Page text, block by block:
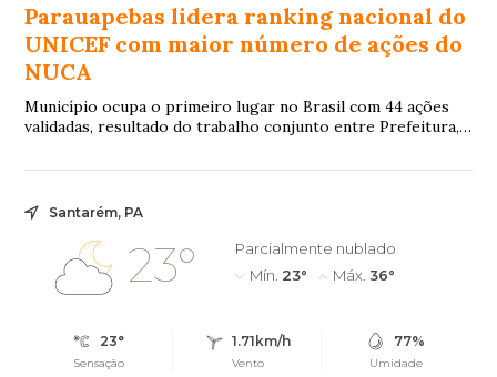
Parauapebas lidera ranking nacional do
UNICEF com maior número de ações do
NUCA
Município ocupa o primeiro lugar no Brasil com 44 ações
validadas, resultado do trabalho conjunto entre Prefeitura,
Santarém, PA
23°
Parcialmente nublado
Mín. 23° Máx. 36°
23°
Sensação
1.71km/h
Vento
77%
Umidade